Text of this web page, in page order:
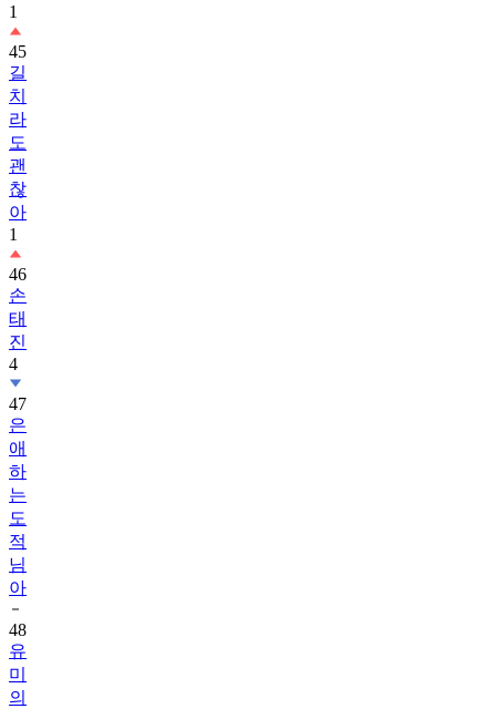
1
45
길
치
라
도
괜
찮
아
1
46
손
태
진
4
47
은
애
하
는
도
적
님
아
48
유
미
의